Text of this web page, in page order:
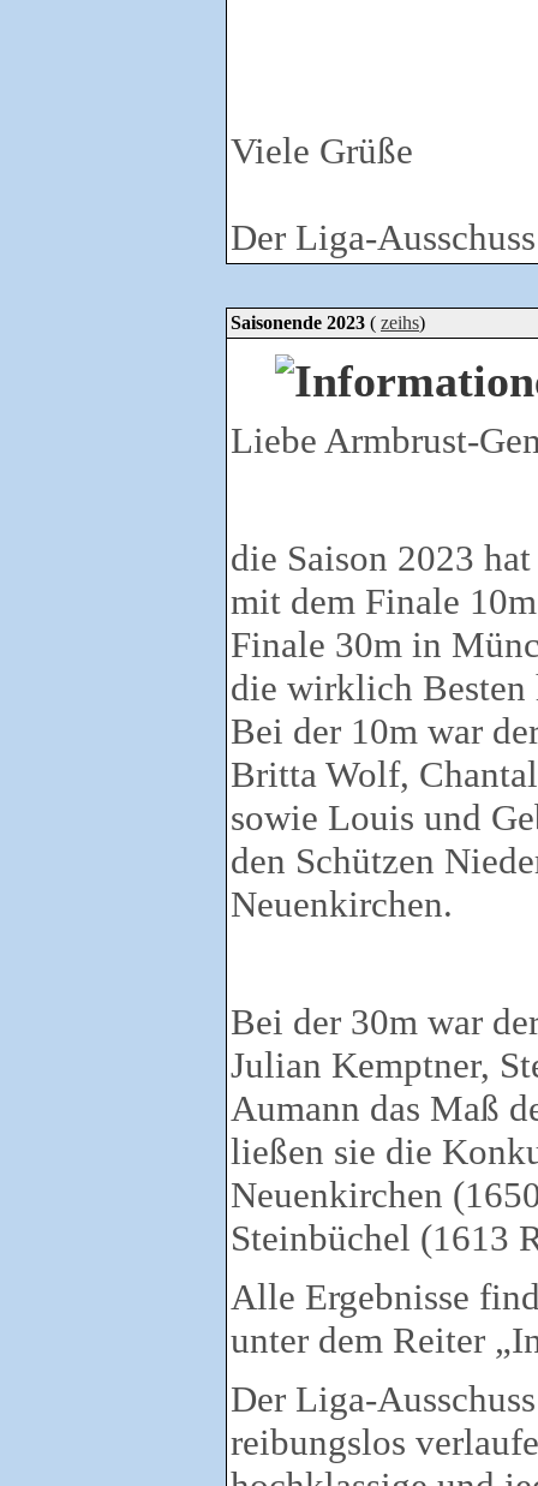
Viele Grüße
Der Liga-Ausschuss
Saisonende 2023 ( zeihs)
Liebe Armbrust-
die Saison 2023
mit dem Finale
Finale 30m in
die wirklich Besten
Bei der 10m war
Britta Wolf,
sowie Louis und
den Schützen
Neuenkirchen.
Bei der 30m war
Julian Kemptner,
Aumann das Maß
ließen sie die
Neuenkirchen
Steinbüchel (1613
Alle Ergebnisse
unter dem Reiter
Der Liga-
reibungslos